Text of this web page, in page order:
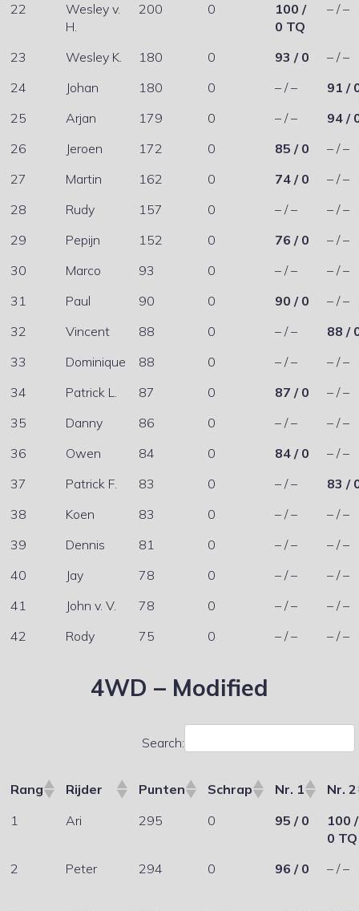
22
Wesley v.
H.
200 0
100 /
0 TQ
– / –
23 Wesley K. 180 0 93 / 0
– / –
24
Johan 180 0 – / –
91 /
25
Arjan 179 0 – / –
94 /
26
Jeroen 172 0 85 / 0
– / –
27
Martin 162 0 74 / 0
– / –
28
Rudy 157 0 – / –
– / –
29
Pepijn 152 0 76 / 0
– / –
30
Marco 93 0 – / –
– / –
31
Paul 90 0 90 / 0
– / –
32
Vincent 88 0 – / –
88 /
33
Dominique 88 0 – / –
– / –
34
Patrick L. 87 0 87 / 0
– / –
35
Danny 86 0 – / –
– / –
36
Owen 84 0 84 / 0
– / –
37
Patrick F. 83 0 – / –
83 /
38
Koen 83 0 – / –
– / –
39
Dennis 81 0 – / –
– / –
40
Jay 78 0 – / –
– / –
41
John v. V. 78 0 – / –
– / –
42
Rody 75 0 – / – – / –
4WD – Modified
Search:
Rang Rijder Punten Schrap Nr. 1
Nr. 2
1
Ari 295 0 95 / 0
100 /
0 TQ
2
Peter 294 0 96 / 0 – / –